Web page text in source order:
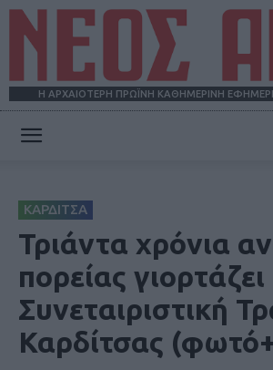
Η ΑΡΧΑΙΟΤΕΡΗ ΠΡΩΪΝΗ ΚΑΘΗΜΕΡΙΝΗ
ΚΑΡΔΙΤΣΑ
Τριάντα χρόνια
πορείας γιορτάζει
Συνεταιριστική
Καρδίτσας